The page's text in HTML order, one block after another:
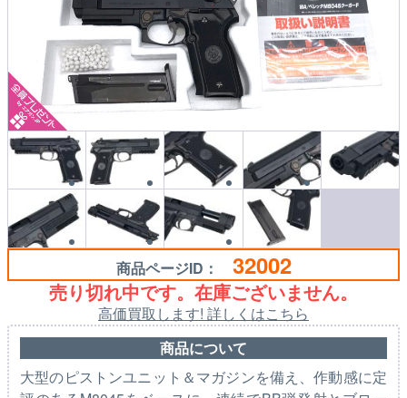
商品ページID： 32002
売り切れ中です。在庫ございません。
高価買取します! 詳しくはこちら
商品について
大型のピストンユニット＆マガジンを備え、作動感に定